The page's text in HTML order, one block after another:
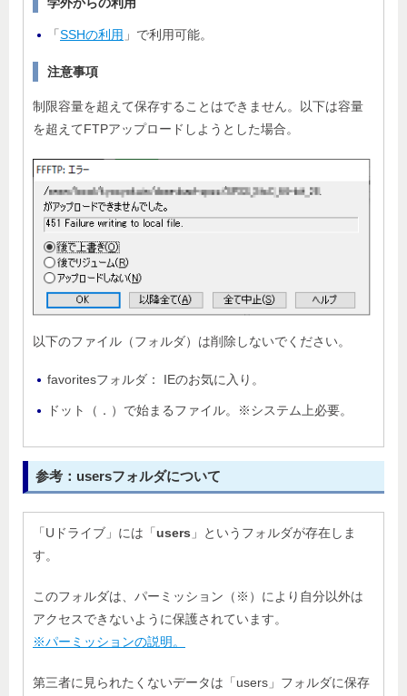
「SSHの利用 」で利用可能。
注意事項
制限容量を超えて保存することはできません。以下は容量
を超えてFTPアップロードしようとした場合。
以下のファイル（フォルダ）は削除しないでください。
favoritesフォルダ： IEのお気に入り。
ドット（．）で始まるファイル。※システム上必要。
参考：usersフォルダについて
「Uドライブ」には「users 」というフォルダが存在しま
す。
このフォルダは、パーミッション（※）により自分以外は
アクセスできないように保護されています。
※パーミッションの説明。
第三者に見られたくないデータは「users」フォルダに保存